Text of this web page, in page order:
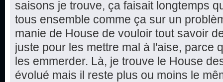
saisons je trouve, ça faisait longtemps
tous ensemble comme ça sur un
manie de House de vouloir tout savoir
juste pour les mettre mal à l'aise, parce
les emmerder. Là, je trouve le House
évolué mais il reste plus ou moins le